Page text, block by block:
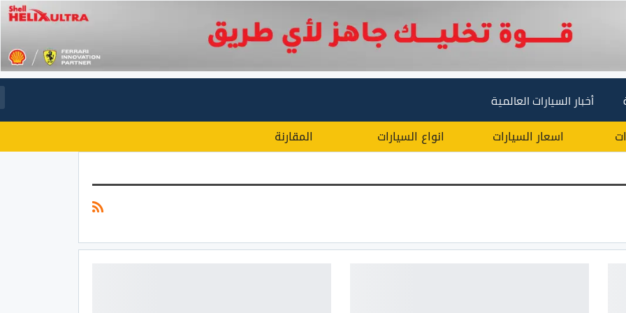
أخبار السيارات العالمية
اسعار السيارات انواع السيارات المقارنة